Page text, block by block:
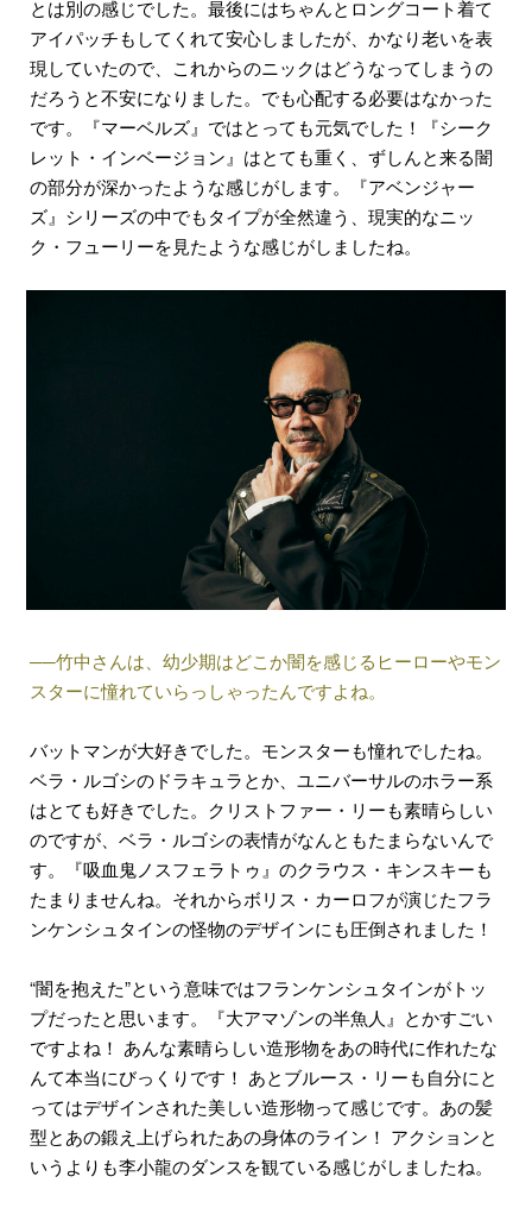
とは別の感じでした。最後にはちゃんとロングコート着て
アイパッチもしてくれて安心しましたが、かなり老いを表
現していたので、これからのニックはどうなってしまうの
だろうと不安になりました。でも心配する必要はなかった
です。『マーベルズ』ではとっても元気でした！『シーク
レット・インベージョン』はとても重く、ずしんと来る闇
の部分が深かったような感じがします。『アベンジャー
ズ』シリーズの中でもタイプが全然違う、現実的なニッ
ク・フューリーを見たような感じがしましたね。
──竹中さんは、幼少期はどこか闇を感じるヒーローやモン
スターに憧れていらっしゃったんですよね。
バットマンが大好きでした。モンスターも憧れでしたね。
ベラ・ルゴシのドラキュラとか、ユニバーサルのホラー系
はとても好きでした。クリストファー・リーも素晴らしい
のですが、ベラ・ルゴシの表情がなんともたまらないんで
す。『吸血鬼ノスフェラトゥ』のクラウス・キンスキーも
たまりませんね。それからボリス・カーロフが演じたフラ
ンケンシュタインの怪物のデザインにも圧倒されました！
“闇を抱えた”という意味ではフランケンシュタインがトッ
プだったと思います。『大アマゾンの半魚人』とかすごい
ですよね！ あんな素晴らしい造形物をあの時代に作れたな
んて本当にびっくりです！ あとブルース・リーも自分にと
ってはデザインされた美しい造形物って感じです。あの髪
型とあの鍛え上げられたあの身体のライン！ アクションと
いうよりも李小龍のダンスを観ている感じがしましたね。